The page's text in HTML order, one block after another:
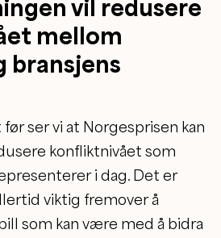
vil redusere
mellom
bransjens
ser vi at Norgesprisen kan
konfliktnivået som
i dag. Det er
viktig fremover å
som kan være med å bidra